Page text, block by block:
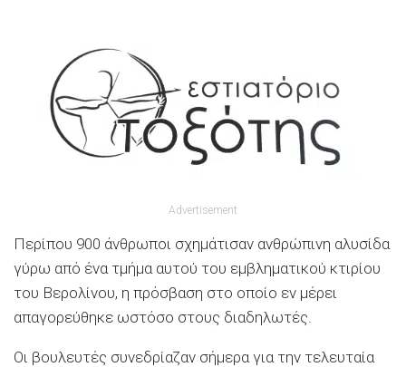
Advertisement
Περίπου 900 άνθρωποι σχημάτισαν ανθρώπινη αλυσίδα
γύρω από ένα τμήμα αυτού του εμβληματικού κτιρίου
του Βερολίνου, η πρόσβαση στο οποίο εν μέρει
απαγορεύθηκε ωστόσο στους διαδηλωτές.
Οι βουλευτές συνεδρίαζαν σήμερα για την τελευταία